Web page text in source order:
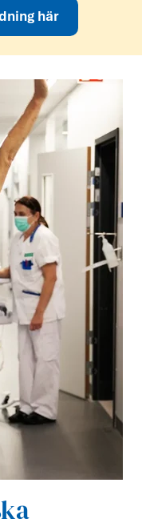
här